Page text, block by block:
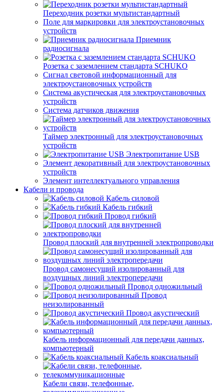
Переходник розетки мультистандартный
Поле для маркировки для электроустановочных
устройств
Приемник
радиосигнала
Розетка с заземлением стандарта SCHUKO
Сигнал световой информационный для
электроустановочных устройств
Система акустическая для электроустановочных
устройств
Система датчиков движения
Таймер электронный для электроустановочных
устройств
Электропитание USB
Элемент декоративный для электроустановочных
устройств
Элемент интеллектуального управления
Кабели и провода
Кабель силовой
Кабель гибкий
Провод гибкий
Провод плоский для внутренней электропроводки
Провод самонесущий изолированный для
воздушных линий электропередачи
Провод одножильный
Провод
неизолированный
Провод акустический
Кабель информационный для передачи данных,
компьютерный
Кабель коаксиальный
Кабели связи, телефонные,